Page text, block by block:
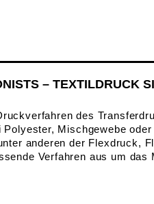
– TEXTILDRUCK
des
Mischgewebe
anderen der
Verfahren aus um